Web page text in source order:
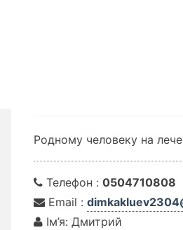
Родному человеку на
Телефон : 0504710808
Email :
Ім’я: Дмитрий